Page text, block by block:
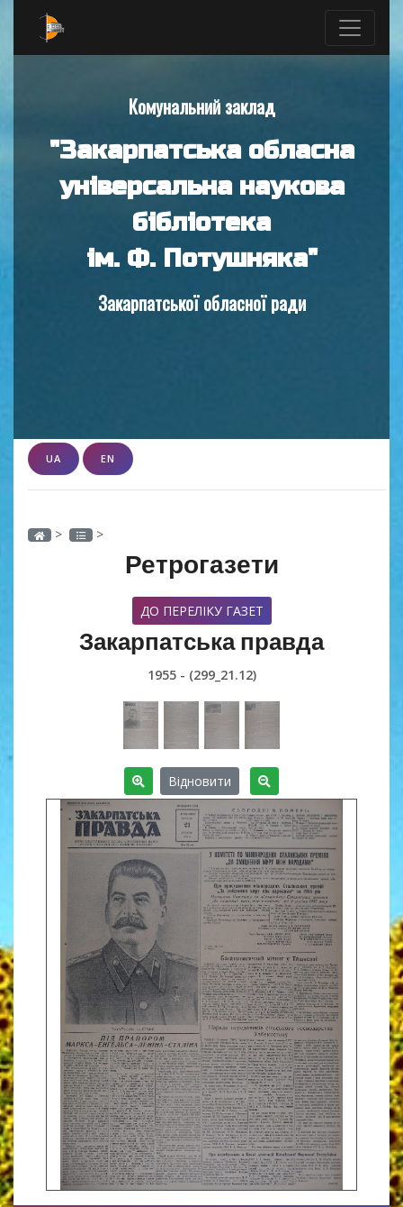
Комунальний заклад
"Закарпатська обласна
універсальна наукова
бібліотека
ім. Ф. Потушняка"
Закарпатської обласної ради
UA EN
> >
Ретрогазети
ДО ПЕРЕЛІКУ ГАЗЕТ
Закарпатська правда
1955 - (299_21.12)
Відновити